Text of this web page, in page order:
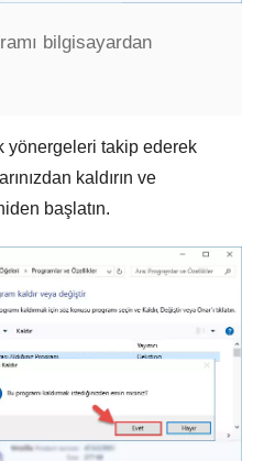
bilgisayardan
yönergeleri takip ederek
kaldırın ve
başlatın.